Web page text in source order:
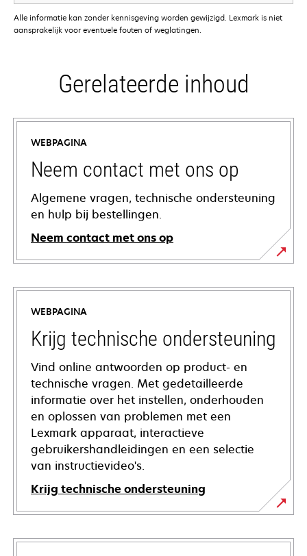
Alle informatie kan zonder kennisgeving worden gewijzigd. Lexmark is niet
aansprakelijk voor eventuele fouten of weglatingen.
Gerelateerde inhoud
WEBPAGINA
Neem contact met ons op
Algemene vragen, technische ondersteuning
en hulp bij bestellingen.
Neem contact met ons op
WEBPAGINA
Krijg technische ondersteuning
Vind online antwoorden op product- en
technische vragen. Met gedetailleerde
informatie over het instellen, onderhouden
en oplossen van problemen met een
Lexmark apparaat, interactieve
gebruikershandleidingen en een selectie
van instructievideo's.
Krijg technische ondersteuning
opens
in